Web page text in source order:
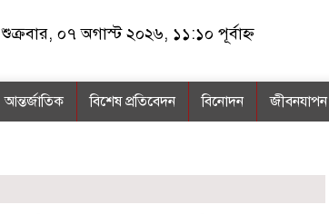
শুক্রবার, ০৭ অগাস্ট ২০২৬, ১১:১০ পূর্বাহ্ন
আন্তর্জাতিক বিশেষ প্রতিবেদন বিনোদন জীবনযাপন